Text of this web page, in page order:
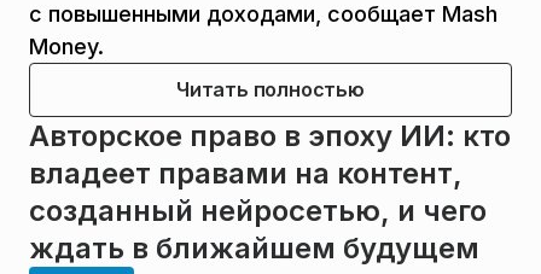
с повышенными доходами, сообщает Mash
Money.
Читать полностью
Авторское право в эпоху ИИ: кто
владеет правами на контент,
созданный нейросетью, и чего
ждать в ближайшем будущем